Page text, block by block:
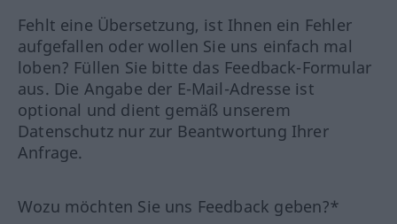
Fehlt eine Übersetzung, ist Ihnen ein Fehler
aufgefallen oder wollen Sie uns einfach mal
loben? Füllen Sie bitte das Feedback-Formular
aus. Die Angabe der E-Mail-Adresse ist
optional und dient gemäß unserem
Datenschutz nur zur Beantwortung Ihrer
Anfrage.
Wozu möchten Sie uns Feedback geben?*